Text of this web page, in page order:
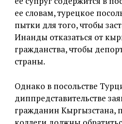
ее словам, турецкое
пытки для того, чтобы
Инанды отказаться от
гражданства, чтобы
страны.
Однако в посольстве
диппредставительстве
гражданин Кыргызстана,